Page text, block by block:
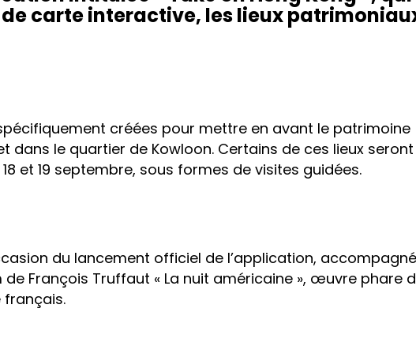
carte interactive, les lieux
créées pour mettre en avant le patrimoine
dans le quartier de Kowloon. Certains de ces lieux seront
et 19 septembre, sous formes de visites guidées.
du lancement officiel de l’application, accompagné
François Truffaut « La nuit américaine », œuvre phare